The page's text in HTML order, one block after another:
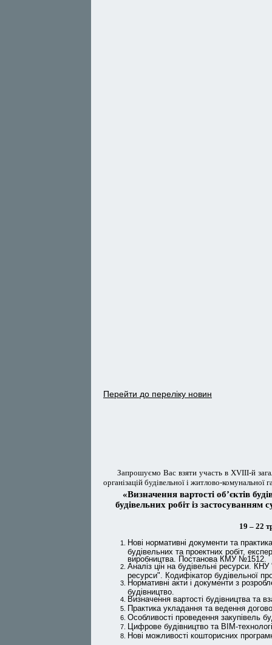
Перейти до переліку новин
Запрошуємо Вас взяти участь в ХVІІI-й
організацій будівельної і житлово-комунальної
«Визначення вартості об’єктів
будівельних робіт із
19 – 22
Нові нормативні документи та
будівельних та проектних робіт,
виробництва. Постанова КМУ №1512.
Аналіз цін на будівельні ресурси.
ресурси". Кодифікатор будівельної
Нормативні акти і документи з
будівництво.
Визначення вартості будівництва та
Практика укладання та ведення
Особливості проведення закупівель
Цифрове будівництво та BIM-
Нові можливості кошторисних